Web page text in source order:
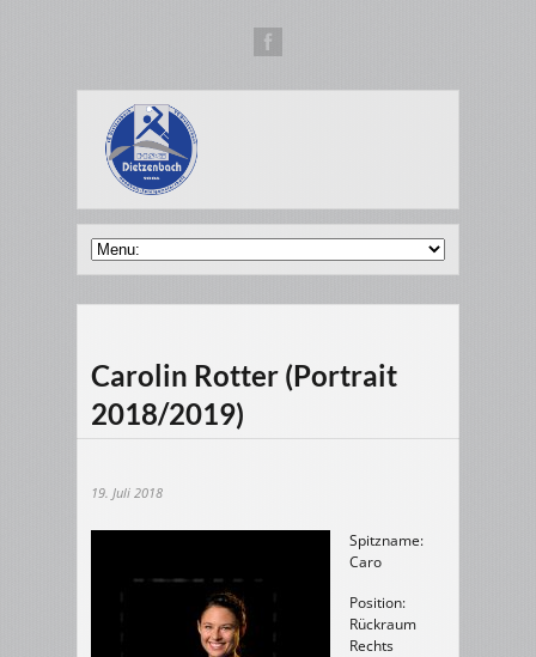
Carolin Rotter (Portrait
2018/2019)
19. Juli 2018
Spitzname:
Caro
Position:
Rückraum
Rechts